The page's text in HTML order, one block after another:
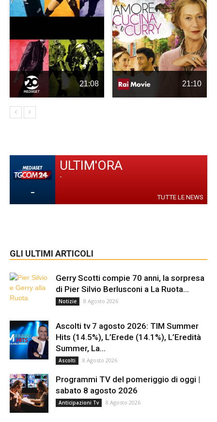
21:08 21:10
-
ULTIM'ORA
-
TUTTE LE NEWS
GLI ULTIMI ARTICOLI
Gerry Scotti compie 70 anni, la sorpresa
di Pier Silvio Berlusconi a La Ruota...
Notizie 8 Agosto 2026
Ascolti tv 7 agosto 2026: TIM Summer
Hits (14.5%), L’Erede (14.1%), L’Eredità
Summer, La...
Ascolti 8 Agosto 2026
Programmi TV del pomeriggio di oggi |
sabato 8 agosto 2026
Anticipazioni Tv 8 Agosto 2026